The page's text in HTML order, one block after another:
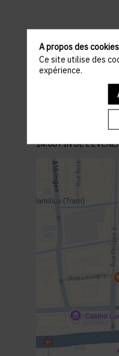
Lieu : Basta Cosi
10 Rue Louvigny,
Parking à proximité :
Hamilius ou Parking
14:00 FIN DE
A propos des
Ce site utilise des
expérience.